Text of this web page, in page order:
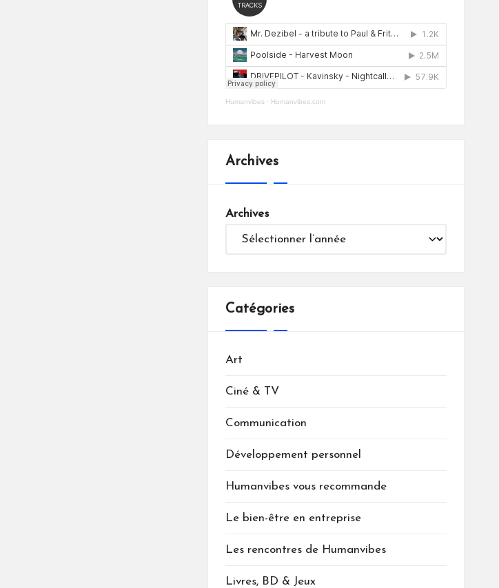
Humanvibes· Humanvibes.com
Archives
Archives
Catégories
Art
Ciné & TV
Communication
Développement personnel
Humanvibes vous recommande
Le bien-être en entreprise
Les rencontres de Humanvibes
Livres, BD & Jeux